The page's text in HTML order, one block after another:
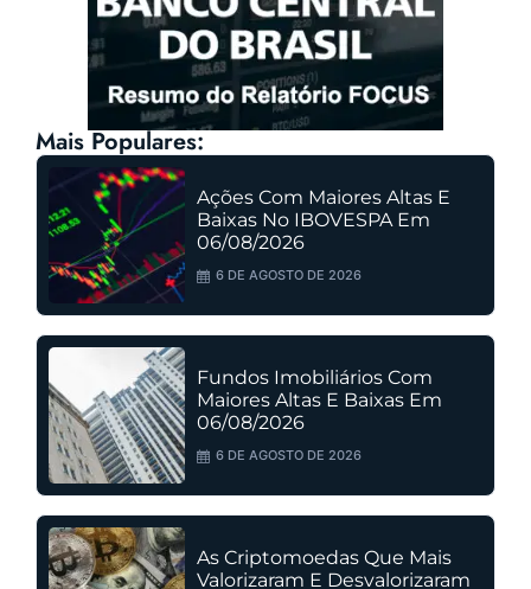
Mais Populares:
Ações Com Maiores Altas E
Baixas No IBOVESPA Em
06/08/2026
6 DE AGOSTO DE 2026
Fundos Imobiliários Com
Maiores Altas E Baixas Em
06/08/2026
6 DE AGOSTO DE 2026
As Criptomoedas Que Mais
Valorizaram E Desvalorizaram